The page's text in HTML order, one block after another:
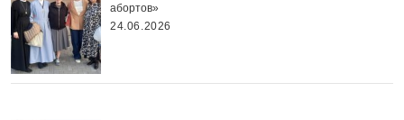
абортов»
24.06.2026